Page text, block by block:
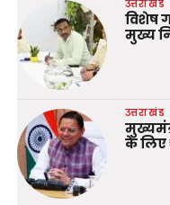
उत्तराखंड
विशेष
मुख्य
उत्तराखंड
के लिए